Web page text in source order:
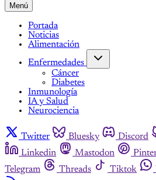
Menú
Portada
Noticias
Alimentación
Enfermedades
Cáncer
Diabetes
Inmunología
IA y Salud
Neurociencia
Twitter Bluesky Discord
Linkedin
Mastodon
Telegram
Threads Tiktok